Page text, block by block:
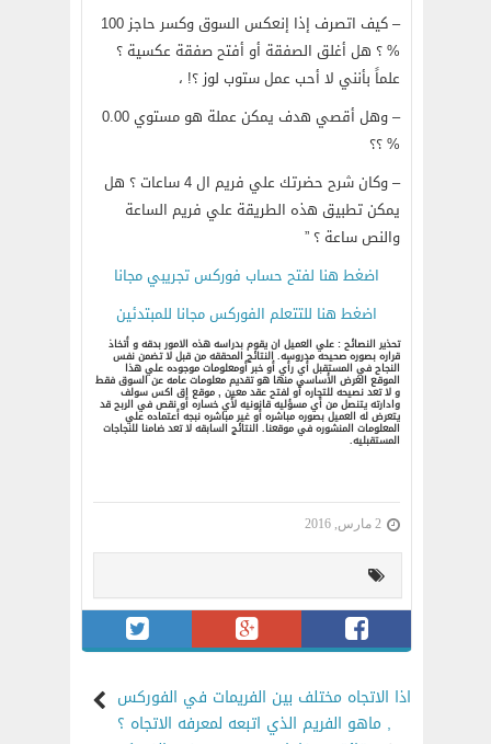
– كيف اتصرف إذا إنعكس السوق وكسر حاجز 100
% ؟ هل أغلق الصفقة أو أفتح صفقة عكسية ؟
علماً بأنني لا أحب عمل ستوب لوز ؟! ،
– وهل أقصي هدف يمكن عملة هو مستوي 0.00
% ؟؟
– وكان شرح حضرتك علي فريم ال 4 ساعات ؟ هل
يمكن تطبيق هذه الطريقة علي فريم الساعة
والنص ساعة ؟ ”
اضغط هنا لفتح حساب فوركس تجريبي مجانا
اضغط هنا للتتعلم الفوركس مجانا للمبتدئين
تحذير النصائح : علي العميل ان يقوم بدراسه هذه الامور بدقه و أتخاذ
قراره بصوره صحيحه مدروسه. النتائج المحققه من قبل لا تضمن نفس
النجاح في المستقبل أي رأي أو خبر أومعلومات موجوده علي هذا
الموقع الغرض الأساسي منها هو تقديم معلومات عامه عن السوق فقط
و لا تعد نصيحه للتجاره أو لفتح عقد معين , موقع اق اكس سولف
وادارته يتنصل من أي مسؤليه قانونيه لأي خساره أو نقص في الربح قد
يتعرض له العميل بصوره مباشره أو غير مباشره نبجه أعتماده علي
المعلومات المنشوره في موقعنا. النتائج السابقه لا تعد ضامنا للنجاجات
المستقبليه.
2 مارس, 2016
اذا الاتجاه مختلف بين الفريمات في الفوركس
, ماهو الفريم الذي اتبعه لمعرفه الاتجاه ؟